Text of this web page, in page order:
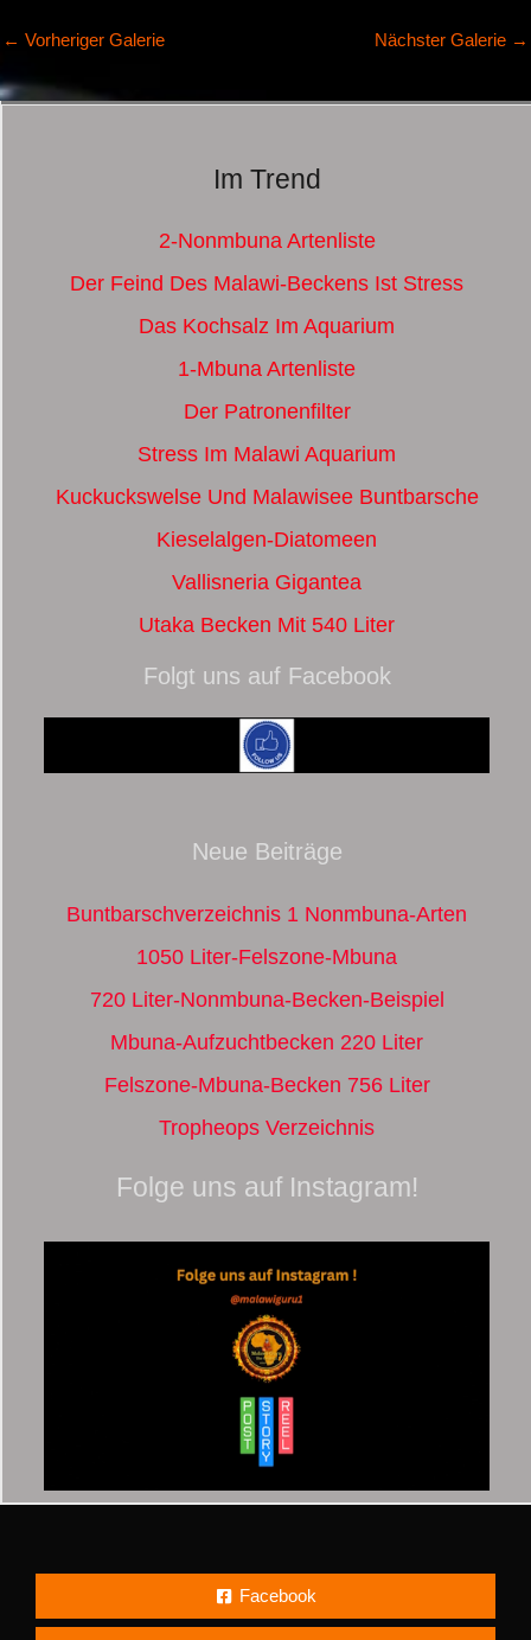
← Vorheriger Galerie Nächster Galerie →
Im Trend
2-Nonmbuna Artenliste
Der Feind Des Malawi-Beckens Ist Stress
Das Kochsalz Im Aquarium
1-Mbuna Artenliste
Der Patronenfilter
Stress Im Malawi Aquarium
Kuckuckswelse Und Malawisee Buntbarsche
Kieselalgen-Diatomeen
Vallisneria Gigantea
Utaka Becken Mit 540 Liter
Folgt uns auf Facebook
Neue Beiträge
Buntbarschverzeichnis 1 Nonmbuna-Arten
1050 Liter-Felszone-Mbuna
720 Liter-Nonmbuna-Becken-Beispiel
Mbuna-Aufzuchtbecken 220 Liter
Felszone-Mbuna-Becken 756 Liter
Tropheops Verzeichnis
Folge uns auf Instagram!
Facebook